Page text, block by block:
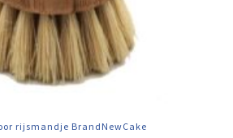
rijsmandje BrandNewCake